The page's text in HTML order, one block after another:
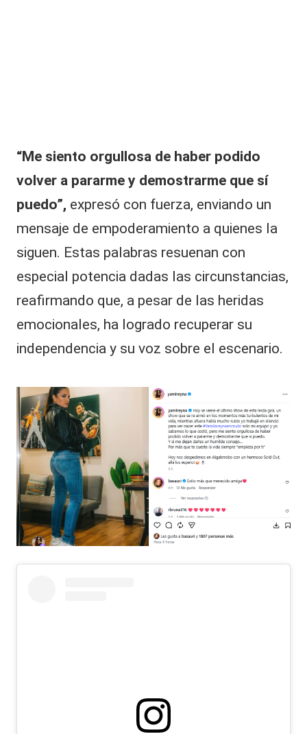
​“Me siento orgullosa de haber podido
volver a pararme y demostrarme que sí
puedo”, expresó con fuerza, enviando un
mensaje de empoderamiento a quienes la
siguen. Estas palabras resuenan con
especial potencia dadas las circunstancias,
reafirmando que, a pesar de las heridas
emocionales, ha logrado recuperar su
independencia y su voz sobre el escenario.